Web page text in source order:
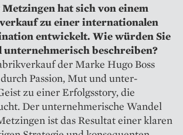
hat sich von einem
zu einer internationalen
entwickelt. Wie würden Sie
­un­ternehmerisch beschreiben?
der ­Marke Hugo Boss
Passion, Mut und unter­
zu einer Erfolgsstory, die
Der unternehmerische Wandel
ist das Resultat einer klaren